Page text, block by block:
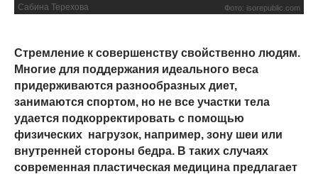
Сабина Терехова Фото: isorepublic.com
Стремление к совершенству свойственно людям.
Многие для поддержания идеального веса
придерживаются разнообразных диет,
занимаются спортом, но не все участки тела
удается подкорректировать с помощью
физических нагрузок, например, зону шеи или
внутренней стороны бедра. В таких случаях
современная пластическая медицина предлагает